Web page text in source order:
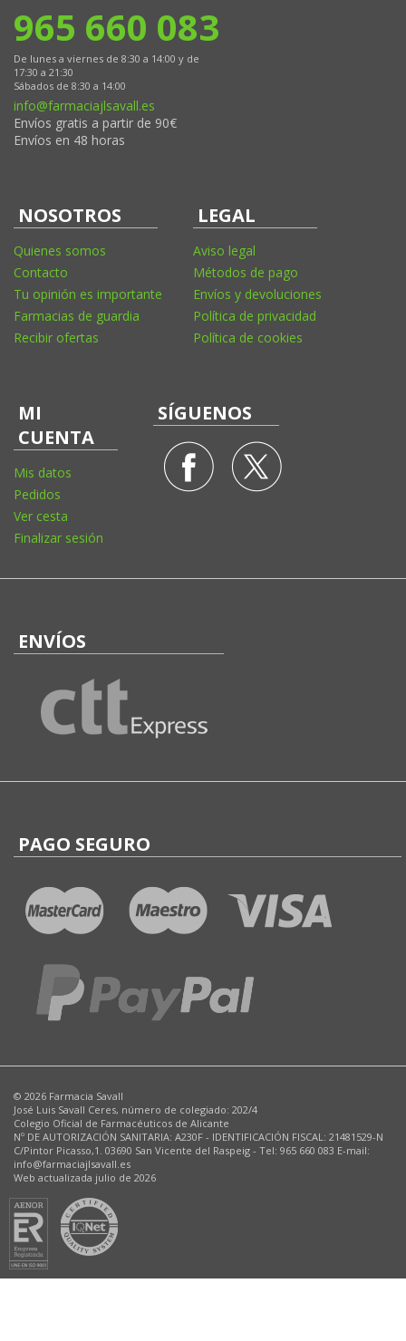
965 660 083
De lunes a viernes de 8:30 a 14:00 y de
17:30 a 21:30
Sábados de 8:30 a 14:00
info@farmaciajlsavall.es
Envíos gratis a partir de 90€
Envíos en 48 horas
NOSOTROS
Quienes somos
Contacto
Tu opinión es importante
Farmacias de guardia
Recibir ofertas
LEGAL
Aviso legal
Métodos de pago
Envíos y devoluciones
Política de privacidad
Política de cookies
MI
CUENTA
Mis datos
Pedidos
Ver cesta
Finalizar sesión
SÍGUENOS
ENVÍOS
PAGO SEGURO
© 2026 Farmacia Savall
José Luis Savall Ceres, número de colegiado: 202/4
Colegio Oficial de Farmacéuticos de Alicante
Nº DE AUTORIZACIÓN SANITARIA: A230F - IDENTIFICACIÓN FISCAL: 21481529-N
C/Pintor Picasso,1. 03690 San Vicente del Raspeig - Tel: 965 660 083 E-mail:
info@farmaciajlsavall.es
Web actualizada julio de 2026